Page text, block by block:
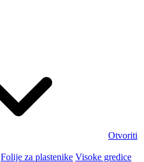
Otvoriti
Folije za plastenike Visoke gredice